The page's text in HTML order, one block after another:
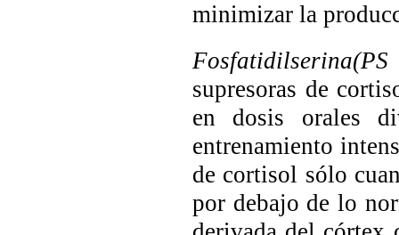
minimizar la
supresoras de
en dosis orales
entrenamiento
de cortisol sólo
por debajo de lo